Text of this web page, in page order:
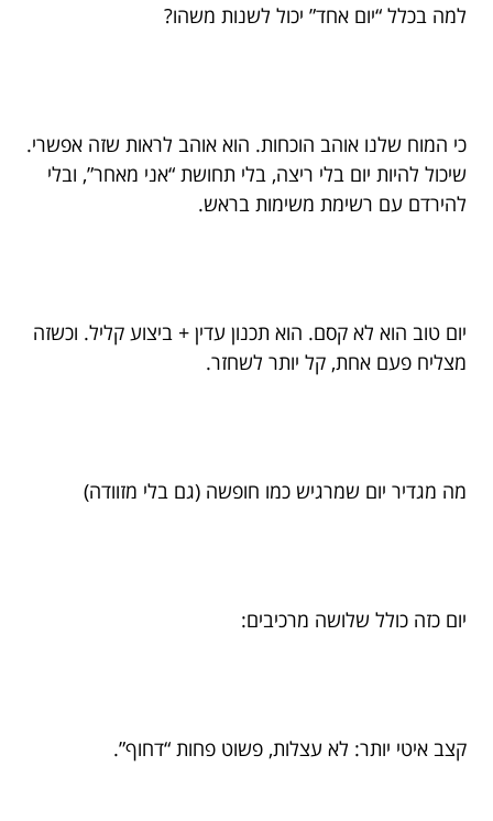
למה בכלל “יום אחד” יכול לשנות משהו?
כי המוח שלנו אוהב הוכחות. הוא אוהב לראות שזה אפשרי.
שיכול להיות יום בלי ריצה, בלי תחושת “אני מאחר”, ובלי
להירדם עם רשימת משימות בראש.
יום טוב הוא לא קסם. הוא תכנון עדין + ביצוע קליל. וכשזה
מצליח פעם אחת, קל יותר לשחזר.
מה מגדיר יום שמרגיש כמו חופשה (גם בלי מזוודה)
יום כזה כולל שלושה מרכיבים:
קצב איטי יותר: לא עצלות, פשוט פחות “דחוף”.